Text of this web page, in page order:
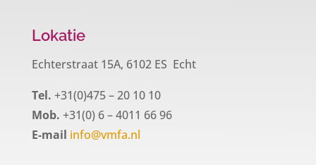
Lokatie
Echterstraat 15A, 6102 ES Echt
Tel. +31(0)475 – 20 10 10
Mob. +31(0) 6 – 4011 66 96
E-mail info@vmfa.nl